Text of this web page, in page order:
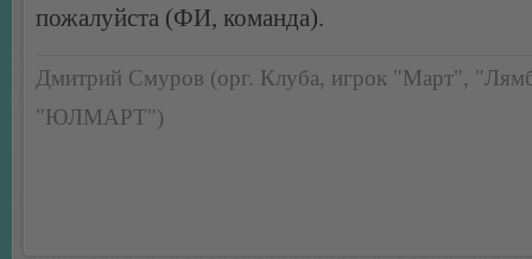
пожалуйста (ФИ, команда).
Дмитрий Смуров (орг. Клуба, игрок "Март",
"ЮЛМАРТ")